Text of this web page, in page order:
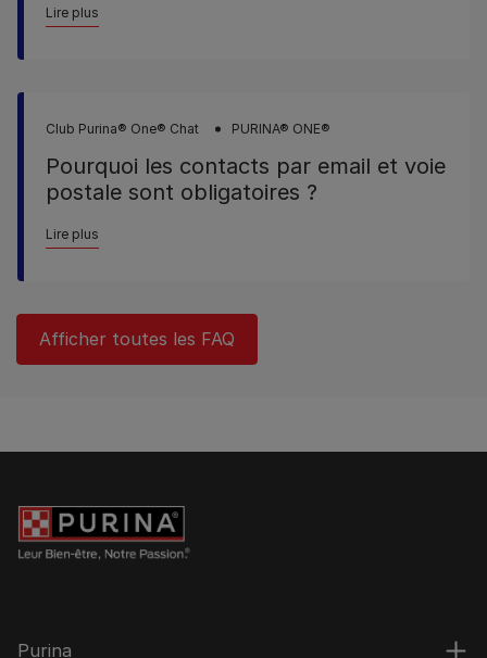
Lire plus
Club Purina® One® Chat PURINA® ONE®
Pourquoi les contacts par email et voie
postale sont obligatoires ?
Lire plus
Afficher toutes les FAQ
Purina